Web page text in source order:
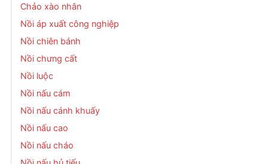
Chảo xào nhân
Nồi áp xuất công nghiệp
Nồi chiên bánh
Nồi chưng cất
Nồi luộc
Nồi nấu cám
Nồi nấu cánh khuấy
Nồi nấu cao
Nồi nấu cháo